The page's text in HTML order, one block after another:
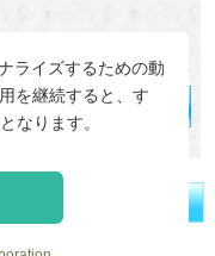
ライズするための動
を継続すると、す
なります。